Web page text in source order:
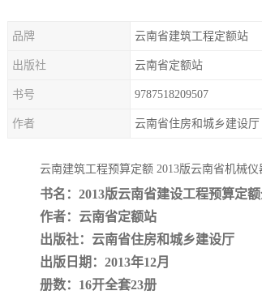
品牌 云南省建筑工程定额站
出版社 云南省定额站
书号 9787518209507
作者 云南省住房和城乡建设厅
云南建筑工程预算定额 2013版云南省机械
书名：2013版云南省建设工程预算定
作者：云南省定额站
出版社：云南省住房和城乡建设厅
出版日期：2013年12月
册数：16开全套23册